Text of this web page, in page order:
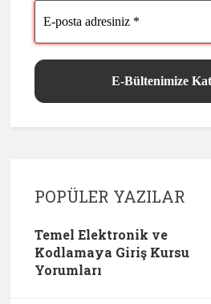
POPÜLER YAZILAR
Temel Elektronik ve
Kodlamaya Giriş Kursu
Yorumları